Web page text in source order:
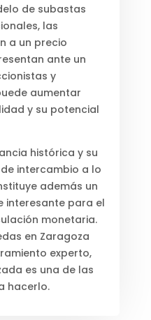
de subastas
las
a un precio
ante un
y
aumentar
y su potencial
histórica y su
intercambio a lo
además un
interesante para el
monetaria.
en Zaragoza
experto,
es una de las
hacerlo.